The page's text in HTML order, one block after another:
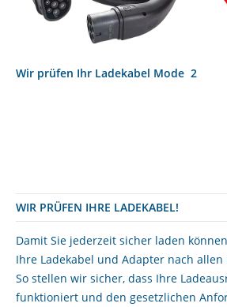
Wir prüfen Ihr Ladekabel Mode 2
WIR PRÜFEN IHRE LADEKABEL!
Damit Sie jederzeit sicher laden
Ihre Ladekabel und Adapter nach
So stellen wir sicher, dass Ihre
funktioniert und den gesetzlichen